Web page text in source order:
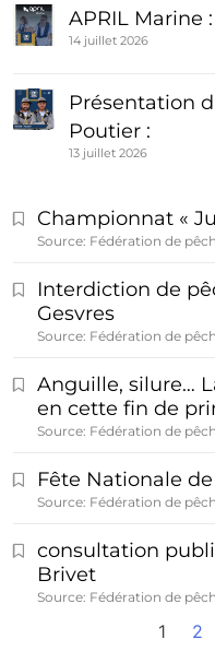
APRIL Marine
14 juillet 2026
Présentation
Poutier :
13 juillet 2026
Championnat «
Source: Fédération de
Interdiction de
Gesvres
Source: Fédération de
Anguille, silure…
en cette fin de
Source: Fédération de
Fête Nationale
Source: Fédération de
consultation
Brivet
Source: Fédération de
1 2